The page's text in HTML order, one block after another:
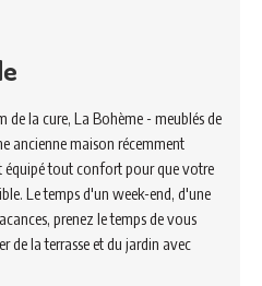
de la cure, La Bohème - meublés de
ancienne maison récemment
équipé tout confort pour que votre
Le temps d'un week-end, d'une
prenez le temps de vous
de la terrasse et du jardin avec